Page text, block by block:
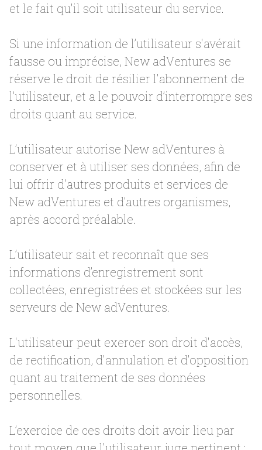
et le fait qu'il soit utilisateur du service.
Si une information de l’utilisateur s'avérait
fausse ou imprécise, New adVentures se
réserve le droit de résilier l'abonnement de
l’utilisateur, et a le pouvoir d’interrompre ses
droits quant au service.
L’utilisateur autorise New adVentures à
conserver et à utiliser ses données, afin de
lui offrir d'autres produits et services de
New adVentures et d’autres organismes,
après accord préalable.
L’utilisateur sait et reconnaît que ses
informations d’enregistrement sont
collectées, enregistrées et stockées sur les
serveurs de New adVentures.
L'utilisateur peut exercer son droit d'accès,
de rectification, d'annulation et d'opposition
quant au traitement de ses données
personnelles.
L’exercice de ces droits doit avoir lieu par